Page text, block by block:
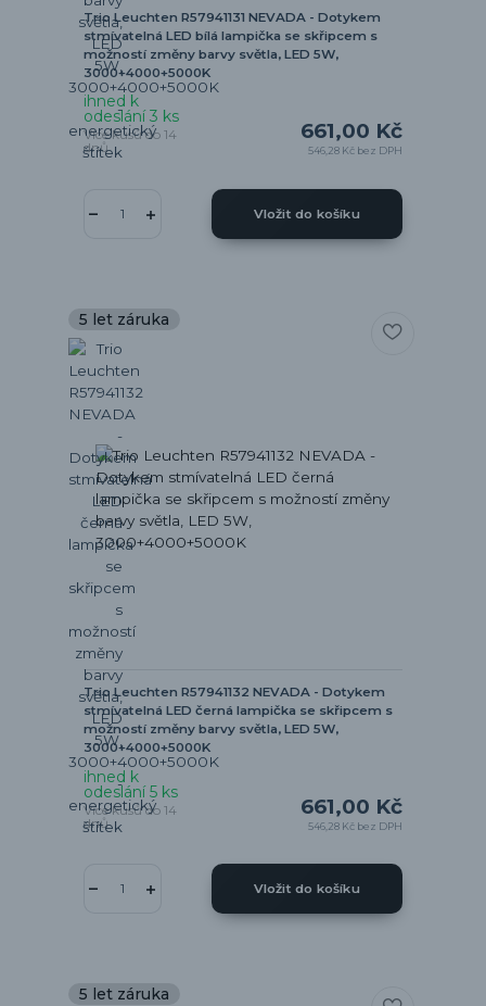
Trio Leuchten R57941131 NEVADA - Dotykem
stmívatelná LED bílá lampička se skřipcem s
možností změny barvy světla, LED 5W,
3000+4000+5000K
661,00 Kč
546,28 Kč bez DPH
ihned k
odeslání 3 ks
Více kusů do 14
dnů
Vložit do košíku
5 let záruka
Trio Leuchten R57941132 NEVADA - Dotykem
stmívatelná LED černá lampička se skřipcem s
možností změny barvy světla, LED 5W,
3000+4000+5000K
661,00 Kč
546,28 Kč bez DPH
ihned k
odeslání 5 ks
Více kusů do 14
dnů
Vložit do košíku
5 let záruka